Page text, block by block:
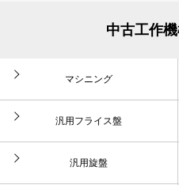
中古工作
マシニング
汎用フライス盤
汎用旋盤